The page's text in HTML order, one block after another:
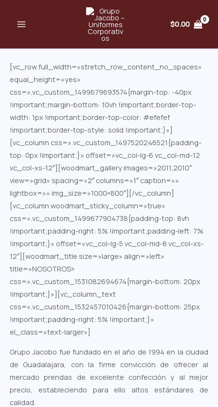
MENU
$0.00
[vc_row full_width=»stretch_row_content_no_spaces»
equal_height=»yes»
css=».vc_custom_1499679693574{margin-top: -40px
!important;margin-bottom: 10vh !important;border-top-
width: 1px !important;border-top-color: #efefef
!important;border-top-style: solid !important;}»]
[vc_column css=».vc_custom_1497520246521{padding-
top: 0px !important;}» offset=»vc_col-lg-6 vc_col-md-12
vc_col-xs-12″][woodmart_gallery images=»2011,2010″
view=»grid» spacing=»2″ columns=»1″ caption=»»
lightbox=»» img_size=»1000×800″][/vc_column]
[vc_column woodmart_sticky_column=»true»
css=».vc_custom_1499677904738{padding-top: 8vh
!important;padding-right: 5% !important;padding-left: 7%
!important;}» offset=»vc_col-lg-5 vc_col-md-8 vc_col-xs-
12″][woodmart_title size=»large» align=»left»
title=»NOSOTROS»
css=».vc_custom_1531082694674{margin-bottom: 20px
!important;}»][vc_column_text
css=».vc_custom_1532457010426{margin-bottom: 25px
!important;padding-right: 5% !important;}»
el_class=»text-larger»]
Grupo Jacobo fue fundado en el año de 1994 en la ciudad
de Guadalajara, con la firme convicción de ofrecer al
mercado prendas de excelente confección y al mejor
precio, estableciendo para ello altos estándares de
calidad.